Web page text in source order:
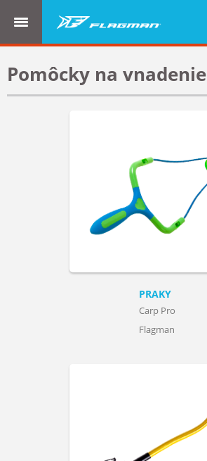
Pomôcky na vnadenie
PRAKY
Carp Pro
Flagman